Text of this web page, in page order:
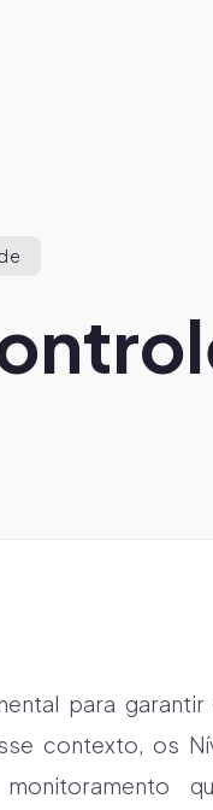
para garantir
contexto, os